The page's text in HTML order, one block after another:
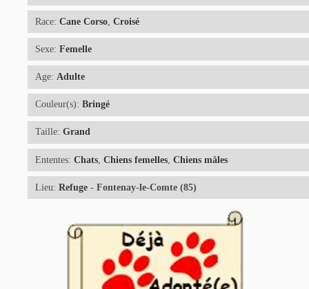
Race:Cane Corso ,Croisé
Sexe:Femelle
Age: Adulte
Couleur(s):Bringé
Taille:Grand
Ententes:Chats ,Chiens femelles ,Chiens mâles
Lieu: Refuge - Fontenay-le-Comte (85)